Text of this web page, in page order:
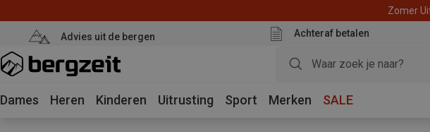
Zomer
Advies uit de bergen Achteraf betalen
Dames Heren Kinderen Uitrusting Sport Merken SALE